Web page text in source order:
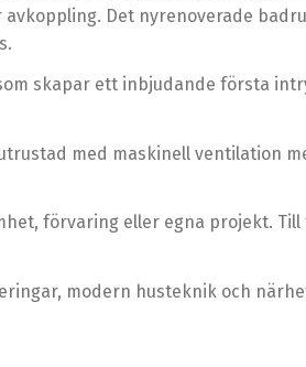
Det nyrenoverade
skapar ett inbjudande första
med maskinell ventilation
förvaring eller egna projekt.
modern husteknik och